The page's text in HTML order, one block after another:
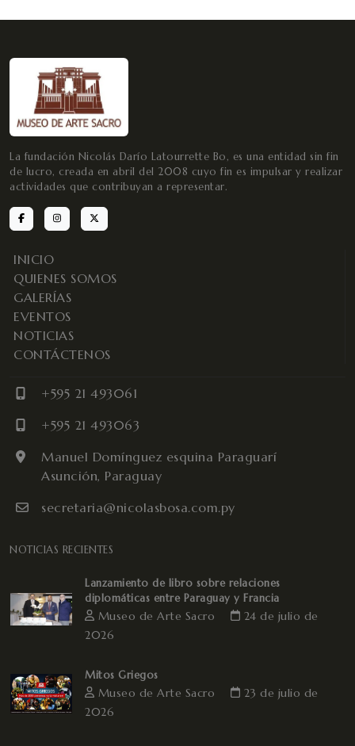
La fundación Nicolás Darío Latourrette Bo, es una entidad sin fin
de lucro, creada en abril del 2008 cuyo fin es impulsar y realizar
actividades que contribuyan a representar.
INICIO
QUIENES SOMOS
GALERÍAS
EVENTOS
NOTICIAS
CONTÁCTENOS
+595 21 493061
+595 21 493063
Manuel Domínguez esquina Paraguarí
Asunción, Paraguay
secretaria@nicolasbosa.com.py
NOTICIAS RECIENTES
Lanzamiento de libro sobre relaciones
diplomáticas entre Paraguay y Francia
Museo de Arte Sacro
24 de julio de
2026
Mitos Griegos
Museo de Arte Sacro
23 de julio de
2026